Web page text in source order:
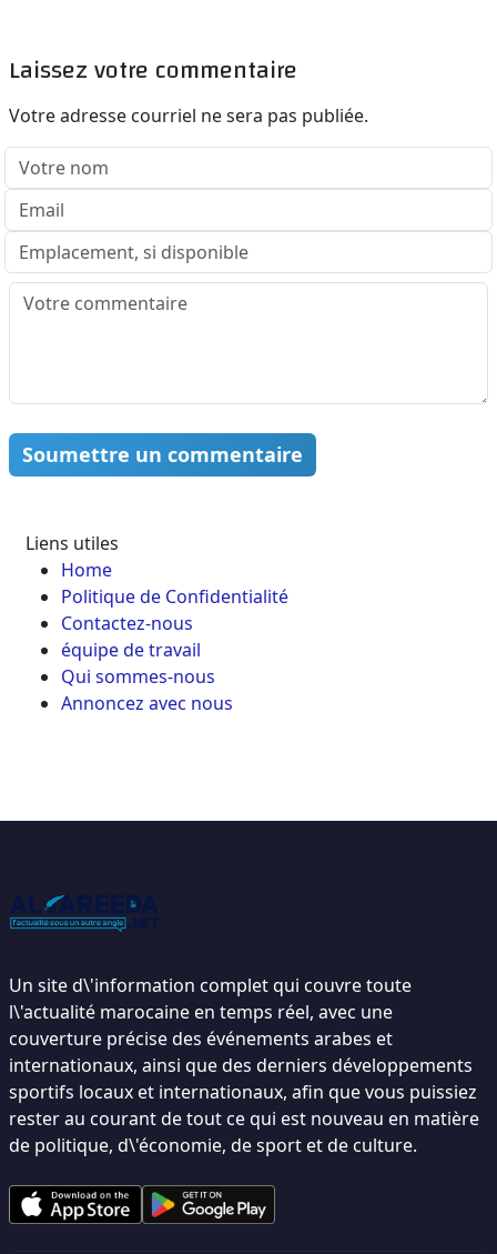
Laissez votre commentaire
Votre adresse courriel ne sera pas publiée.
Soumettre un commentaire
Liens utiles
Home
Politique de Confidentialité
Contactez-nous
équipe de travail
Qui sommes-nous
Annoncez avec nous
Un site d\'information complet qui couvre toute
l\'actualité marocaine en temps réel, avec une
couverture précise des événements arabes et
internationaux, ainsi que des derniers développements
sportifs locaux et internationaux, afin que vous puissiez
rester au courant de tout ce qui est nouveau en matière
de politique, d\'économie, de sport et de culture.